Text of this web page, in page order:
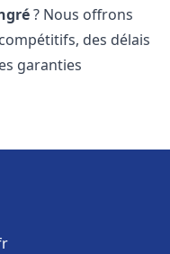
? Nous offrons
des délais
garanties